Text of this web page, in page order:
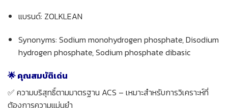
แบรนด์: ZOLKLEAN
Synonyms: Sodium monohydrogen phosphate, Disodium
hydrogen phosphate, Sodium phosphate dibasic
🌟 คุณสมบัติเด่น
✅ ความบริสุทธิ์ตามมาตรฐาน ACS – เหมาะสำหรับการวิเคราะห์ที่
ต้องการความแม่นยำ